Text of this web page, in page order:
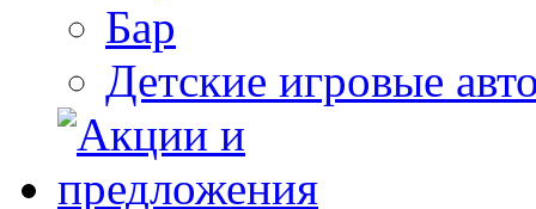
Бар
Детские игровые